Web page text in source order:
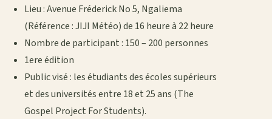
Lieu : Avenue Fréderick No 5, Ngaliema
(Référence : JIJI Météo) de 16 heure à 22 heure
Nombre de participant : 150 – 200 personnes
1ere édition
Public visé : les étudiants des écoles supérieurs
et des universités entre 18 et 25 ans (The
Gospel Project For Students).